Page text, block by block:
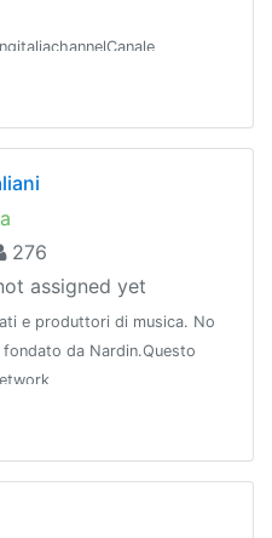
276
assigned yet
e produttori di musica. No
da Nardin.Questo